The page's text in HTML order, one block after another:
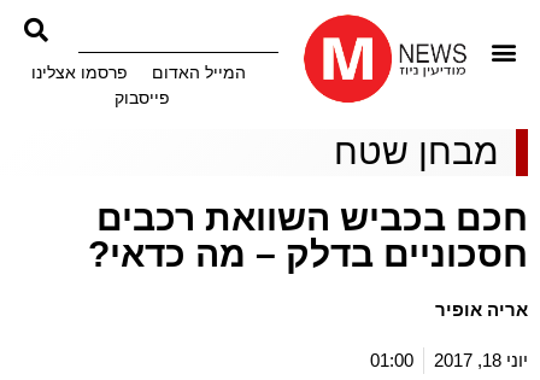
המייל האדום
פרסמו אצלינו
פייסבוק
מבחן שטח
חכם בכביש השוואת רכבים
חסכוניים בדלק – מה כדאי?
אריה אופיר
יוני 18, 2017 01:00